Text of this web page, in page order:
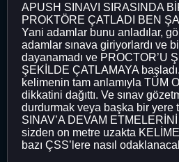
APUSH SINAVI SIRASINDA
PROKTÖRE ÇATLADI BEN
Yani adamlar bunu anladılar,
adamlar sınava giriyorlardı ve
dayanamadı ve PROCTOR’U
ŞEKİLDE ÇATLAMAYA
kelimenin tam anlamıyla TÜM
dikkatini dağıttı. Ve sınav
durdurmak veya başka bir yere
SINAV’A DEVAM
sizden on metre uzakta
bazı ÇSS’lere nasıl